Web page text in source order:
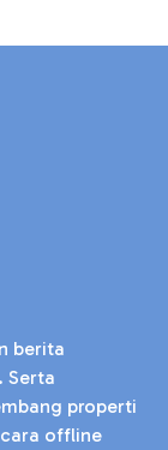
berita
Serta
properti
offline